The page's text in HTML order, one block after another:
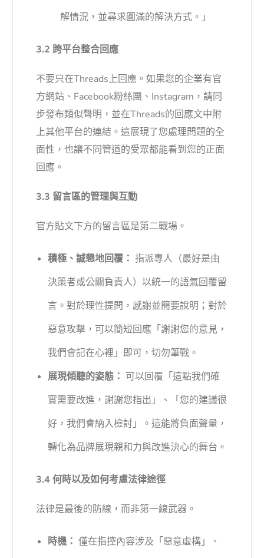
解情況，並尋求圓滿的解決方式。」
3.2 跨平台整合回應
不要只在Threads上回應。如果您的企業有官
方網站、Facebook粉絲團、Instagram，請同
步發布類似聲明，並在Threads的回應文中附
上其他平台的連結。這展現了您處理問題的全
面性，也讓不同管道的受眾都能看到您的正面
回應。
3.3 留言區的管理與互動
官方貼文下方的留言區是第二戰場。
積極、誠懇地回覆： 指派專人（最好是由
決策者或公關負責人）以統一的語氣回覆留
言。對於理性提問，感謝並簡要說明；對於
惡意攻擊，可以簡短回應「謝謝您的意見，
我們會記在心裡」即可，切勿筆戰。
展現傾聽的姿態： 可以回覆「這點我們確
實需要改進，謝謝您指出」、「您的建議很
好，我們會納入檢討」。這能將負面聲量，
轉化為品牌展現親和力與改進決心的舞台。
3.4 何時以及如何考慮法律途徑
法律是最後的防線，而非第一線武器。
時機： 僅在指控內容涉及「惡意虛構」、